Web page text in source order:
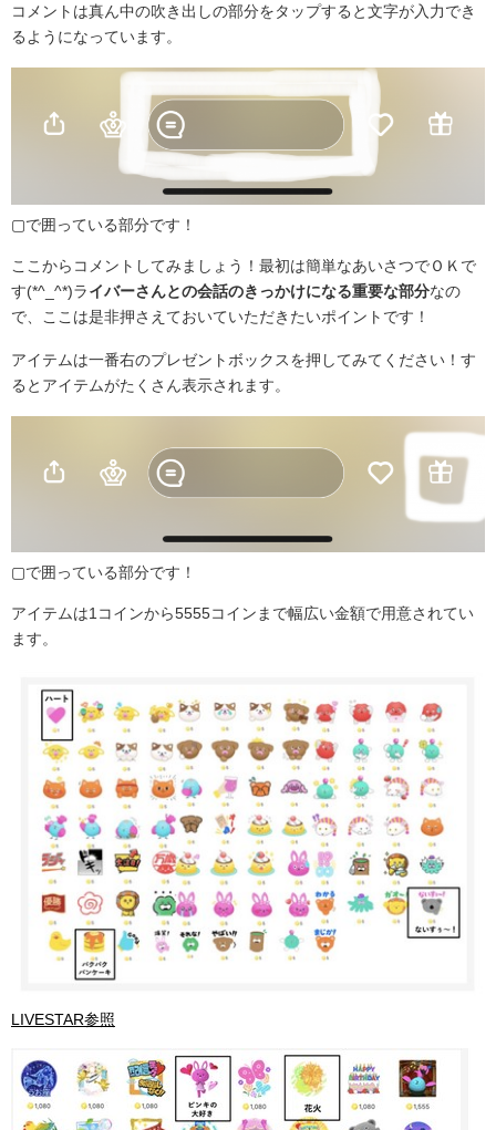
コメントは真ん中の吹き出しの部分をタップすると文字が入力でき
るようになっています。
▢で囲っている部分です！
ここからコメントしてみましょう！最初は簡単なあいさつでＯＫで
す(*^_^*)ライバーさんとの会話のきっかけになる重要な部分なの
で、ここは是非押さえておいていただきたいポイントです！
アイテムは一番右のプレゼントボックスを押してみてください！す
るとアイテムがたくさん表示されます。
▢で囲っている部分です！
アイテムは1コインから5555コインまで幅広い金額で用意されてい
ます。
LIVESTAR参照